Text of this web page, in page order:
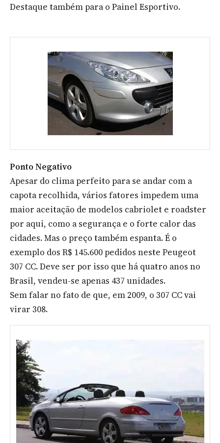
Destaque também para o Painel Esportivo.
Ponto Negativo
Apesar do clima perfeito para se andar com a
capota recolhida, vários fatores impedem uma
maior aceitação de modelos cabriolet e roadster
por aqui, como a segurança e o forte calor das
cidades. Mas o preço também espanta. É o
exemplo dos R$ 145.600 pedidos neste Peugeot
307 CC. Deve ser por isso que há quatro anos no
Brasil, vendeu-se apenas 437 unidades.
Sem falar no fato de que, em 2009, o 307 CC vai
virar 308.